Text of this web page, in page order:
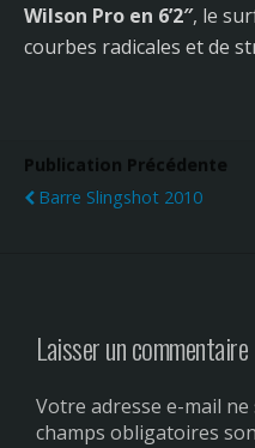
Wilson Pro en 6’2″, le
courbes radicales et de
Publication Précédente
Barre Slingshot 2010
Laisser un commentaire
Votre adresse e-mail
champs obligatoires